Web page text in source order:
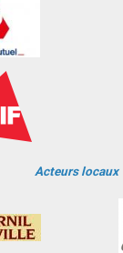
Acteurs locaux